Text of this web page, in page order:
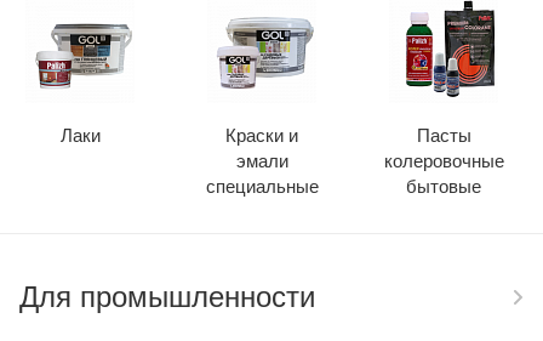
Лаки
Краски и
эмали
специальные
Пасты
колеровочные
бытовые
Для промышленности